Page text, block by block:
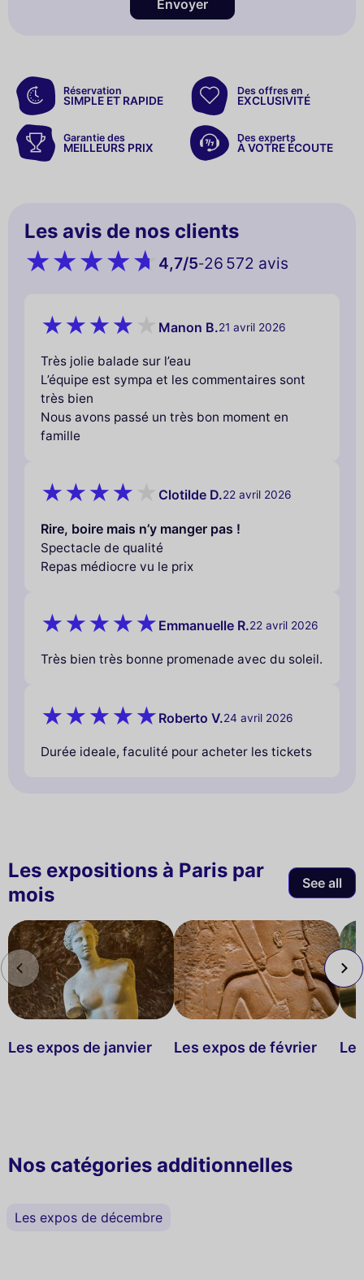
Envoyer
Réservation
SIMPLE ET RAPIDE
Des offres en
EXCLUSIVITÉ
Garantie des
MEILLEURS PRIX
Des experts
À VOTRE ÉCOUTE
Les avis de nos clients
4,7/5-26 572 avis
Manon B.21 avril 2026
Très jolie balade sur l’eau
L’équipe est sympa et les commentaires sont
très bien
Nous avons passé un très bon moment en
famille
Clotilde D.22 avril 2026
Rire, boire mais n’y manger pas !
Spectacle de qualité
Repas médiocre vu le prix
Emmanuelle R.22 avril 2026
Très bien très bonne promenade avec du soleil.
Roberto V.24 avril 2026
Durée ideale, faculité pour acheter les tickets
Les expositions à Paris par
mois
See all
Les expos de janvier Les expos de février
Nos catégories additionnelles
Les expos de décembre